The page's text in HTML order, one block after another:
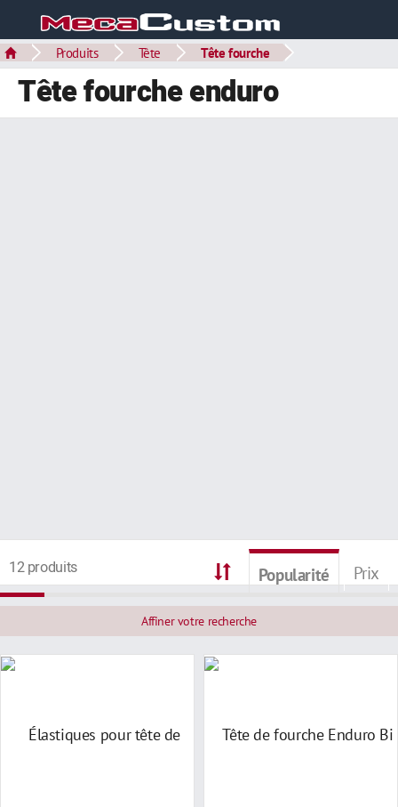
Produits Tête Tête fourche
Tête fourche enduro
12 produits Popularité Prix
Affiner votre recherche